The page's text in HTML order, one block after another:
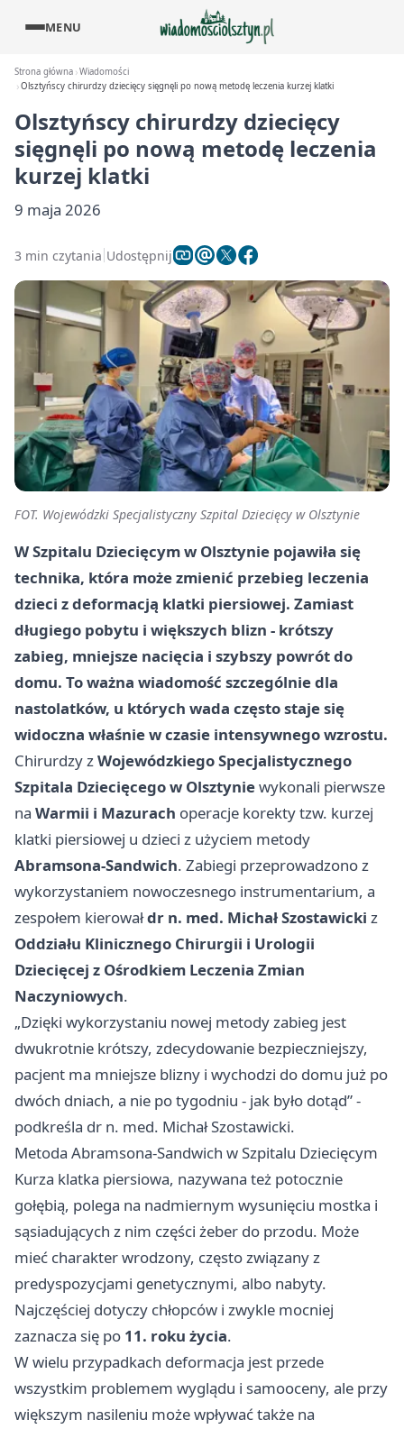
MENU
Strona główna Wiadomości
Olsztyńscy chirurdzy dziecięcy sięgnęli po nową metodę leczenia kurzej klatki
Olsztyńscy chirurdzy dziecięcy
sięgnęli po nową metodę leczenia
kurzej klatki
9 maja 2026
3 min czytania Udostępnij
FOT. Wojewódzki Specjalistyczny Szpital Dziecięcy w Olsztynie
W Szpitalu Dziecięcym w Olsztynie pojawiła się
technika, która może zmienić przebieg leczenia
dzieci z deformacją klatki piersiowej. Zamiast
długiego pobytu i większych blizn - krótszy
zabieg, mniejsze nacięcia i szybszy powrót do
domu. To ważna wiadomość szczególnie dla
nastolatków, u których wada często staje się
widoczna właśnie w czasie intensywnego wzrostu.
Chirurdzy zWojewódzkiego Specjalistycznego
Szpitala Dziecięcego w Olsztyniewykonali pierwsze
na Warmii i Mazurach operacje korekty tzw. kurzej
klatki piersiowej u dzieci z użyciem metody
Abramsona-Sandwich. Zabiegi przeprowadzono z
wykorzystaniem nowoczesnego instrumentarium, a
zespołem kierowałdr n. med. Michał Szostawicki z
Oddziału Klinicznego Chirurgii i Urologii
Dziecięcej z Ośrodkiem Leczenia Zmian
Naczyniowych.
„Dzięki wykorzystaniu nowej metody zabieg jest
dwukrotnie krótszy, zdecydowanie bezpieczniejszy,
pacjent ma mniejsze blizny i wychodzi do domu już po
dwóch dniach, a nie po tygodniu - jak było dotąd” -
podkreśla dr n. med. Michał Szostawicki.
Metoda Abramsona-Sandwich w Szpitalu Dziecięcym
Kurza klatka piersiowa, nazywana też potocznie
gołębią, polega na nadmiernym wysunięciu mostka i
sąsiadujących z nim części żeber do przodu. Może
mieć charakter wrodzony, często związany z
predyspozycjami genetycznymi, albo nabyty.
Najczęściej dotyczy chłopców i zwykle mocniej
zaznacza się po 11. roku życia.
W wielu przypadkach deformacja jest przede
wszystkim problemem wyglądu i samooceny, ale przy
większym nasileniu może wpływać także na